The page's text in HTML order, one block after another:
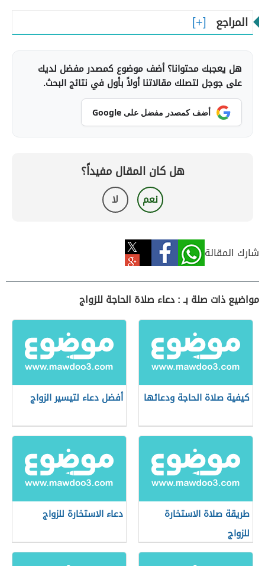
المراجع
هل يعجبك محتوانا؟ أضف موضوع كمصدر مفضل لديك
على جوجل لتصلك مقالاتنا أولاً بأول في نتائج البحث.
أضف كمصدر مفضل على Google
هل كان المقال مفيداً؟
نعم لا
شارك المقالة
مواضيع ذات صلة بـ : دعاء صلاة الحاجة للزواج
كيفية صلاة الحاجة ودعائها أفضل دعاء لتيسير الزواج
طريقة صلاة الاستخارة
للزواج
دعاء الاستخارة للزواج